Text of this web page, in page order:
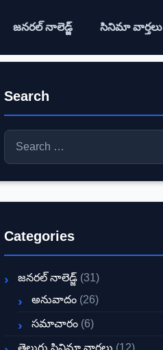
జనరల్ నాలెడ్జ్ సినిమా వార్తలు
Search
Search
for:
Categories
జనరల్ నాలెడ్జ్ (31)
అనువాదం (26)
సమాచారం (6)
తెలుగు సినిమా వార్తలు (12)